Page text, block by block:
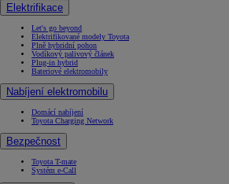
Elektrifikace
Let's go beyond
Elektrifikované modely Toyota
Plně hybridní pohon
Vodíkový palivový článek
Plug-in hybrid
Bateriové elektromobily
Nabíjení elektromobilu
Domácí nabíjení
Toyota Charging Network
Bezpečnost
Toyota T-mate
Systém e-Call